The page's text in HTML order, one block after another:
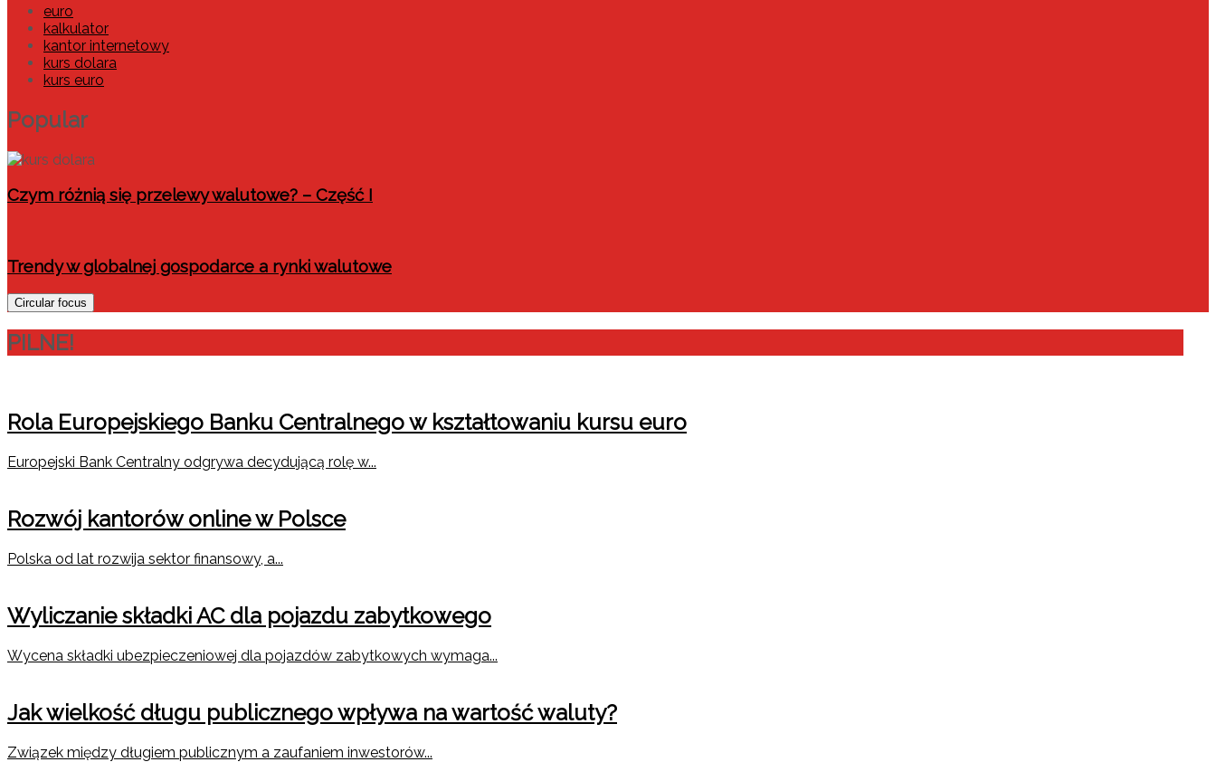
euro
kalkulator
kantor internetowy
kurs dolara
kurs euro
Popular
Czym różnią się przelewy walutowe? – Część I
Trendy w globalnej gospodarce a rynki walutowe
Circular focus
PILNE!
Rola Europejskiego Banku Centralnego w kształtowaniu kursu euro
Europejski Bank Centralny odgrywa decydującą rolę w...
Rozwój kantorów online w Polsce
Polska od lat rozwija sektor finansowy, a...
Wyliczanie składki AC dla pojazdu zabytkowego
Wycena składki ubezpieczeniowej dla pojazdów zabytkowych wymaga...
Jak wielkość długu publicznego wpływa na wartość waluty?
Związek między długiem publicznym a zaufaniem inwestorów...